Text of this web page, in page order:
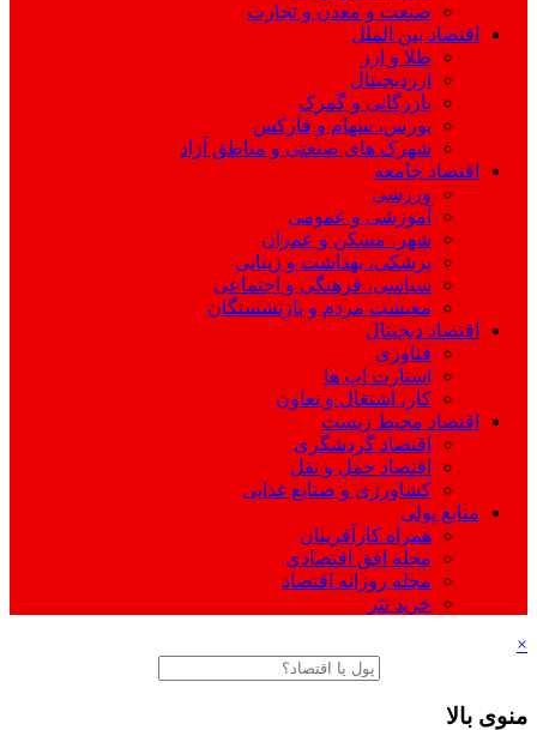
صنعت و معدن و تجارت
اقتصاد بین الملل
طلا و ارز
ارزدیجیتال
بازرگانی و گمرک
بورس، سهام و فارکس
شهرک های صنعتی و مناطق آزاد
اقتصاد جامعه
ورزشی
آموزشی و عمومی
شهر، مسکن و عمران
پزشکی، بهداشت و زیبایی
سیاسی، فرهنگی و اجتماعی
معیشت مردم و بازنشستگان
اقتصاد دیجیتال
فناوری
استارت اپ ها
کار، اشتغال و تعاون
اقتصاد محیط زیست
اقتصاد گردشگری
اقتصاد حمل و نقل
کشاورزی و صنایع غذایی
منابع پولی
همراه کارآفرینان
مجله افق اقتصادی
مجله روزانه اقتصاد
خرید تتر
×
منوی بالا